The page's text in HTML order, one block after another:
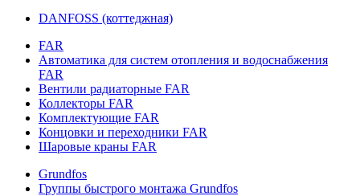
DANFOSS (коттеджная)
FAR
Автоматика для систем отопления и водоснабжения
FAR
Вентили радиаторные FAR
Коллекторы FAR
Комплектующие FAR
Концовки и переходники FAR
Шаровые краны FAR
Grundfos
Группы быстрого монтажа Grundfos